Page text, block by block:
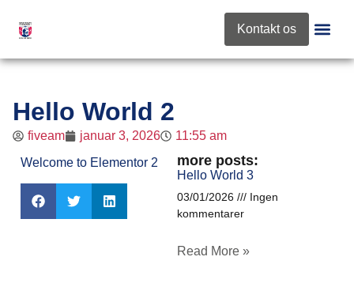
Kontakt os
Hello World 2
fiveam januar 3, 2026
11:55 am
Welcome to Elementor 2
more posts:
Hello World 3
03/01/2026
Ingen
kommentarer
Read More »